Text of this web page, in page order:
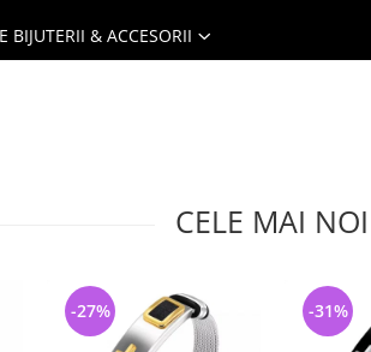
BIJUTERII & ACCESORII
CELE MAI NOI
-27% -31%